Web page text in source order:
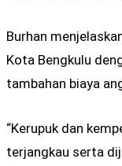
Burhan
Kota Bengkulu
tambahan biaya
“Kerupuk dan
terjangkau serta